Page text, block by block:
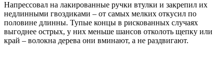
Напрессовал на лакированные ручки втулки и закрепил их
недлинными гвоздиками – от самых мелких откусил по
половине длинны. Тупые концы в рискованных случаях
выгоднее острых, у них меньше шансов отколоть щепку или
край – волокна дерева они вминают, а не раздвигают.